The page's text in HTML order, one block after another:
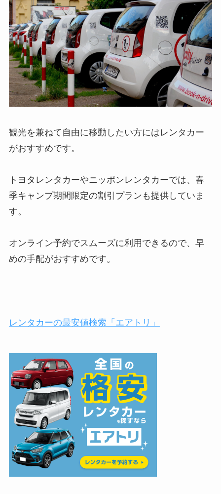
観光を兼ねて自由に移動したい方にはレンタカー
がおすすめです。
トヨタレンタカーやニッポンレンタカーでは、春
季キャンプ期間限定の割引プランも提供していま
す。
オンライン予約でスムーズに利用できるので、早
めの手配がおすすめです。
レンタカーの最安値検索「エアトリ」